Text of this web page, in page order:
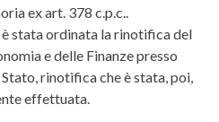
ex art. 378 c.p.c..
stata ordinata la rinotifica del
e delle Finanze presso
rinotifica che è stata, poi,
effettuata.